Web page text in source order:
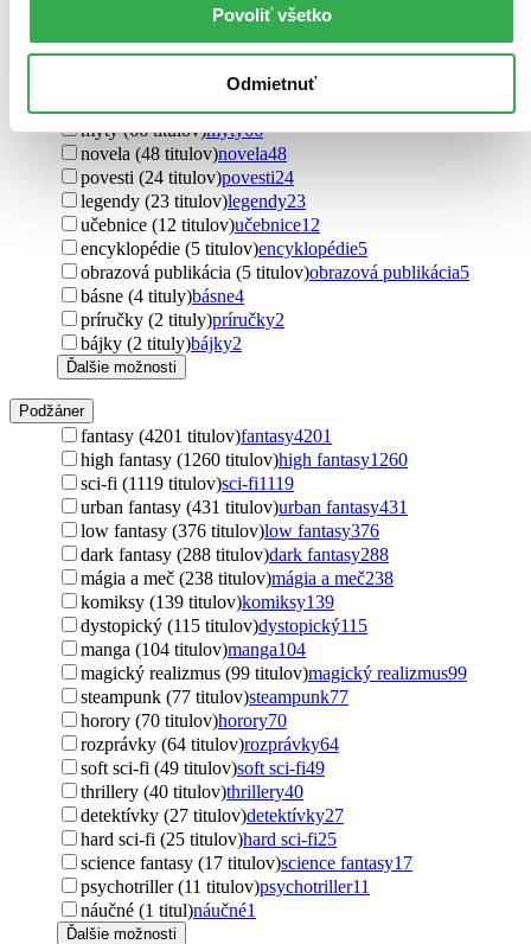
Povoliť všetko
Odmietnuť
Útvar
romány (4890 titulov)romány4890
mýty (66 titulov)mýty66
novela (48 titulov)novela48
povesti (24 titulov)povesti24
legendy (23 titulov)legendy23
učebnice (12 titulov)učebnice12
encyklopédie (5 titulov)encyklopédie5
obrazová publikácia (5 titulov)obrazová publikácia5
básne (4 tituly)básne4
príručky (2 tituly)príručky2
bájky (2 tituly)bájky2
Ďalšie možnosti
Podžáner
fantasy (4201 titulov)fantasy4201
high fantasy (1260 titulov)high fantasy1260
sci-fi (1119 titulov)sci-fi1119
urban fantasy (431 titulov)urban fantasy431
low fantasy (376 titulov)low fantasy376
dark fantasy (288 titulov)dark fantasy288
mágia a meč (238 titulov)mágia a meč238
komiksy (139 titulov)komiksy139
dystopický (115 titulov)dystopický115
manga (104 titulov)manga104
magický realizmus (99 titulov)magický realizmus99
steampunk (77 titulov)steampunk77
horory (70 titulov)horory70
rozprávky (64 titulov)rozprávky64
soft sci-fi (49 titulov)soft sci-fi49
thrillery (40 titulov)thrillery40
detektívky (27 titulov)detektívky27
hard sci-fi (25 titulov)hard sci-fi25
science fantasy (17 titulov)science fantasy17
psychotriller (11 titulov)psychotriller11
náučné (1 titul)náučné1
Ďalšie možnosti